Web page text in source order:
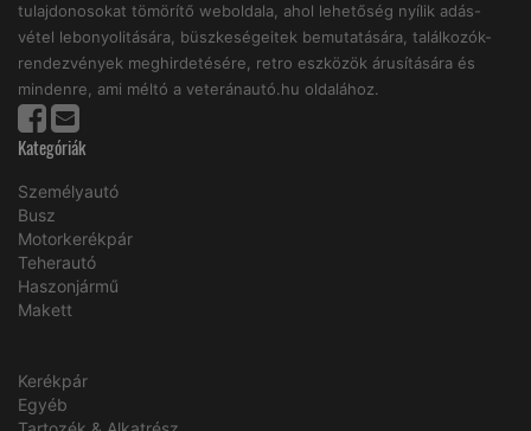
tulajdonosokat tömörítő weboldala, ahol lehetőség nyílik adás-
vétel lebonyolitására, büszkeségeitek bemutatására, találkozók-
rendezvények meghirdetésére, retro eszközök árusítására és
mindenre, ami méltó a veteránautó.hu oldalához.
Kategóriák
Személyautó
Busz
Motorkerékpár
Teherautó
Haszonjármű
Makett
Kerékpár
Egyéb